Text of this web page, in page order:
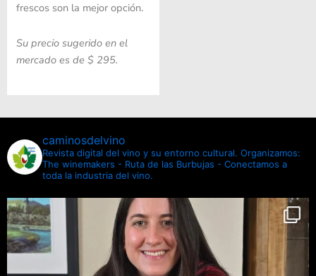
frescos son la mejor opción.
Su precio sugerido en el
mercado es de $ 295.
caminosdelvino
Revista digital del vino y su entorno cultural. Organizamos:
The winemakers - Ruta de las Burbujas - Conectamos a
toda la industria del vino.